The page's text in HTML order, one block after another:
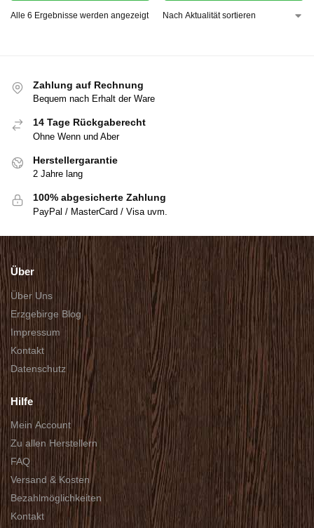
Alle 6 Ergebnisse werden angezeigt
Zahlung auf Rechnung
Bequem nach Erhalt der Ware
14 Tage Rückgaberecht
Ohne Wenn und Aber
Herstellergarantie
2 Jahre lang
100% abgesicherte Zahlung
PayPal / MasterCard / Visa uvm.
Über
Über Uns
Erzgebirge Blog
Impressum
Kontakt
Datenschutz
Hilfe
Mein Account
Zu allen Herstellern
FAQ
Versand & Kosten
Bezahlmöglichkeiten
Kontakt